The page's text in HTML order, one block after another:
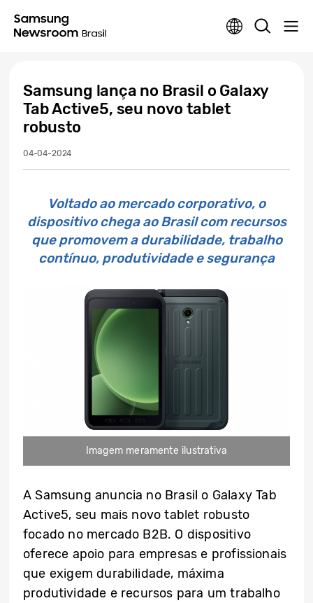
Samsung lança no Brasil o Galaxy
Tab Active5, seu novo tablet
robusto
04-04-2024
Voltado ao mercado corporativo, o
dispositivo chega ao Brasil com recursos
que promovem a durabilidade, trabalho
contínuo, produtividade e segurança
Imagem meramente ilustrativa
A Samsung anuncia no Brasil o Galaxy Tab
Active5, seu mais novo tablet robusto
focado no mercado B2B. O dispositivo
oferece apoio para empresas e profissionais
que exigem durabilidade, máxima
produtividade e recursos para um trabalho